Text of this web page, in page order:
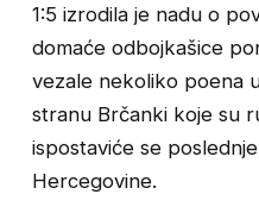
1:5 izrodila je nadu o
domaće odbojkašice
vezale nekoliko poena
stranu Brčanki koje su
ispostaviće se
Hercegovine.